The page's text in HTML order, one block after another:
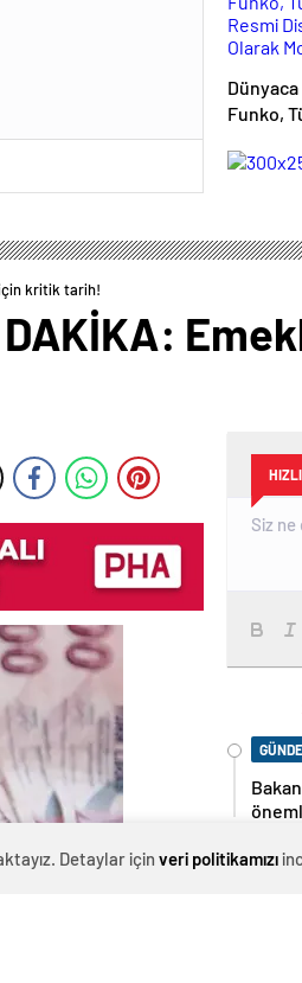
Funko,
Olarak
için kritik tarih!
DAKİKA:
HIZLI
Detaylar için veri politikamızı